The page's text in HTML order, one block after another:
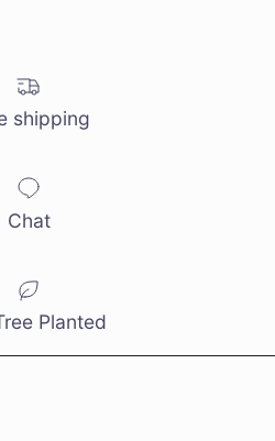
shipping
Chat
Planted